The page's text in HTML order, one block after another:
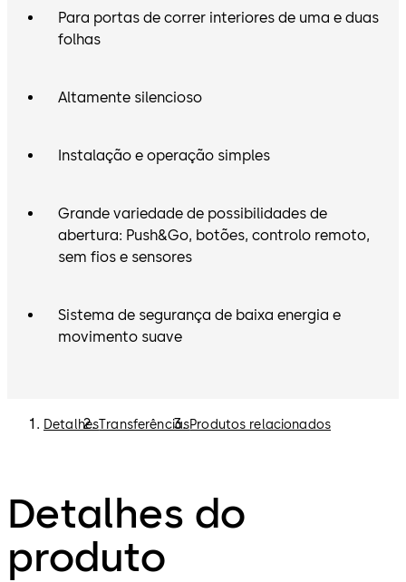
Para portas de correr interiores de uma e duas
folhas
Altamente silencioso
Instalação e operação simples
Grande variedade de possibilidades de
abertura: Push&Go, botões, controlo remoto,
sem fios e sensores
Sistema de segurança de baixa energia e
movimento suave
DetalhesTransferênciasProdutos relacionados
Detalhes do
produto